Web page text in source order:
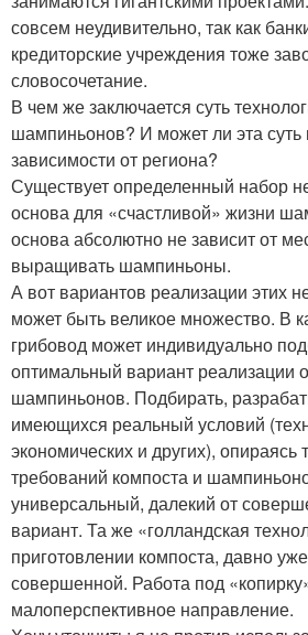
совсем неудивительно, так как
кредиторские учреждения тоже
словосочетание.
В чем же заключается суть
шампиньонов? И может ли эта суть
зависимости от региона?
Существует определенный набор
основа для «счастливой» жизни
основа абсолютно не зависит от
выращивать шампиньоны.
А вот вариантов реализации этих
может быть великое множество. В
грибовод может индивидуально
оптимальный вариант реализации
шампиньонов. Подбирать,
имеющихся реальный условий
экономических и других), опираясь
требований компоста и
универсальный, далекий от
вариант. Та же «голландская
приготовлении компоста, давно
совершенной. Работа под
малоперспективное направление.